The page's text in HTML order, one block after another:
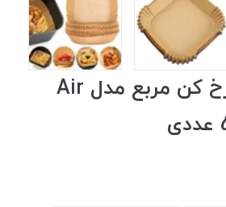
کاغذ روغنی سرخ کن مربع مدل Air